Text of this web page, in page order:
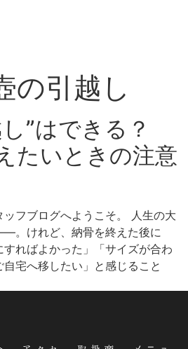
の引越し
し”はできる？
たいときの注意
フブログへようこそ。 人生の大
。けれど、納骨を終えた後に
すればよかった」「サイズが合わ
宅へ移したい」と感じること